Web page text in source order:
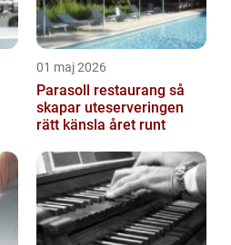
01 maj 2026
Parasoll restaurang så
skapar uteserveringen
rätt känsla året runt